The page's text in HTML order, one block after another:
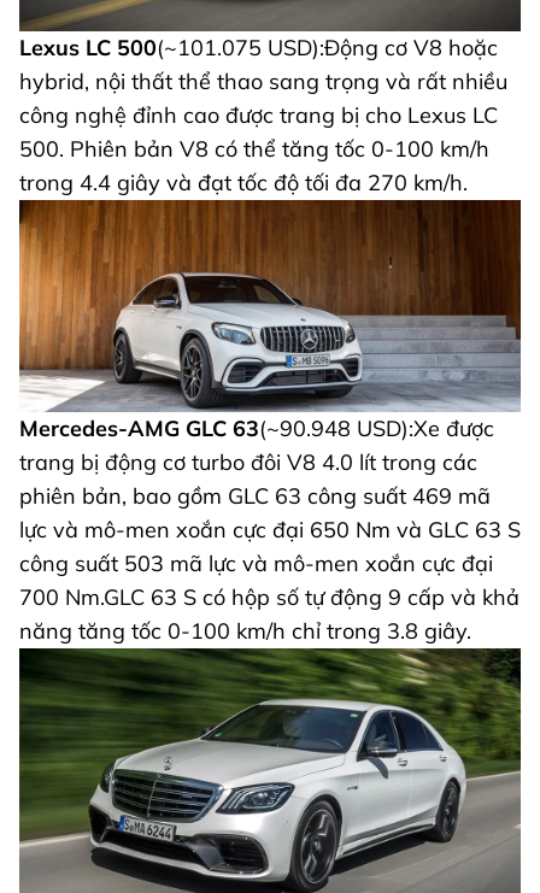
Lexus LC 500(~101.075 USD):Động cơ V8 hoặc
hybrid, nội thất thể thao sang trọng và rất nhiều
công nghệ đỉnh cao được trang bị cho Lexus LC
500. Phiên bản V8 có thể tăng tốc 0-100 km/h
trong 4.4 giây và đạt tốc độ tối đa 270 km/h.
Mercedes-AMG GLC 63(~90.948 USD):Xe được
trang bị động cơ turbo đôi V8 4.0 lít trong các
phiên bản, bao gồm GLC 63 công suất 469 mã
lực và mô-men xoắn cực đại 650 Nm và GLC 63 S
công suất 503 mã lực và mô-men xoắn cực đại
700 Nm.GLC 63 S có hộp số tự động 9 cấp và khả
năng tăng tốc 0-100 km/h chỉ trong 3.8 giây.